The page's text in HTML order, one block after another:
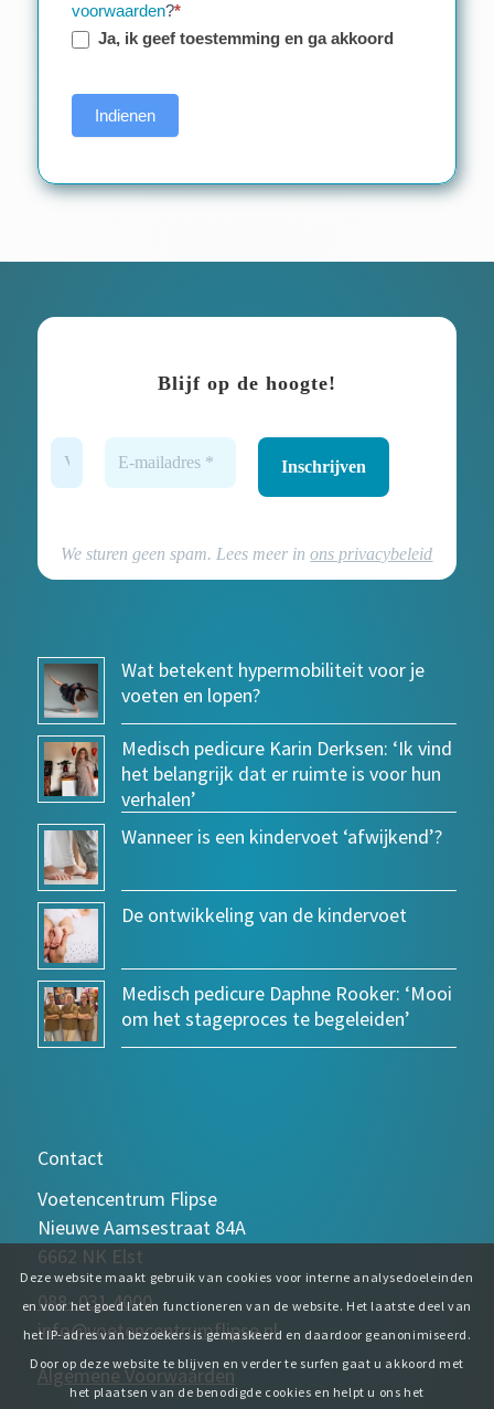
voorwaarden?*
Ja, ik geef toestemming en ga akkoord
Indienen
Blijf op de hoogte!
We sturen geen spam. Lees meer inons privacybeleid
Wat betekent hypermobiliteit voor je
voeten en lopen?
Medisch pedicure Karin Derksen: ‘Ik vind
het belangrijk dat er ruimte is voor hun
verhalen’
Wanneer is een kindervoet ‘afwijkend’?
De ontwikkeling van de kindervoet
Medisch pedicure Daphne Rooker: ‘Mooi
om het stageproces te begeleiden’
Contact
Voetencentrum Flipse
Nieuwe Aamsestraat 84A
6662 NK Elst
088- 031 4000
info@voetencentrumflipse.nl
Algemene Voorwaarden
Deze website maakt gebruik van cookies voor interne analysedoeleinden
en voor het goed laten functioneren van de website. Het laatste deel van
het IP-adres van bezoekers is gemaskeerd en daardoor geanonimiseerd.
Door op deze website te blijven en verder te surfen gaat u akkoord met
het plaatsen van de benodigde cookies en helpt u ons het